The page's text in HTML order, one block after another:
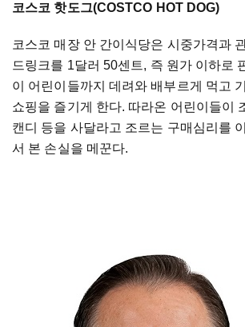
코스코 핫도그(COSTCO HOT DOG)
코스코 매장 안 간이식당은 시중가격과
드링크를 1달러 50센트, 즉 원가 이하로
이 어린이들까지 데려와 배부르게 먹고
쇼핑을 즐기게 한다. 따라온 어린이들이
캔디 등을 사달라고 조르는 구매심리를
서 본 손실을 메꾼다.